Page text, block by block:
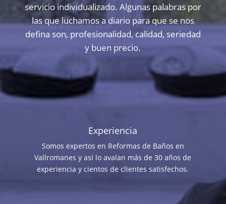
servicio individualizado. Algunas palabras por
las que luchamos a diario para que se nos
defina son, profesionalidad, calidad, seriedad
y buen precio.
Experiencia
Somos expertos en Reformas de Baños en
Vallromanes y así lo avalan más de 30 años de
experiencia y cientos de clientes satisfechos.